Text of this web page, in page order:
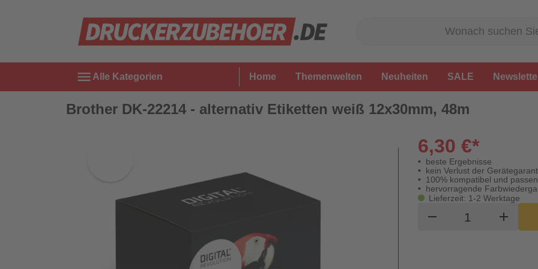
menu Alle Kategorien Home Themenwelten Neuheiten SALE
Brother DK-22214 - alternativ Etiketten weiß 12x30mm, 48m
6,30 €*
beste Ergebnisse
kein Verlust der
100% kompatibel und
hervorragende
Lieferzeit: 1-2 Werktage
remove Produktadd